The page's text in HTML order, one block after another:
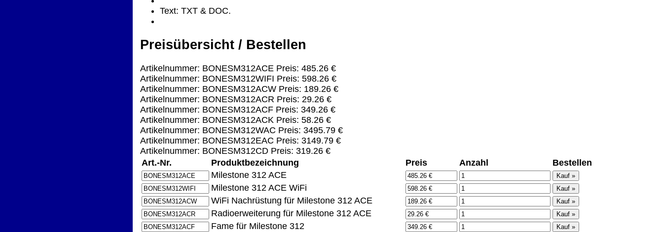
Text: TXT & DOC.
Preisübersicht / Bestellen
Artikelnummer: BONESM312ACE Preis: 485.26 €
Artikelnummer: BONESM312WIFI Preis: 598.26 €
Artikelnummer: BONESM312ACW Preis: 189.26 €
Artikelnummer: BONESM312ACR Preis: 29.26 €
Artikelnummer: BONESM312ACF Preis: 349.26 €
Artikelnummer: BONESM312ACK Preis: 58.26 €
Artikelnummer: BONESM312WAC Preis: 3495.79 €
Artikelnummer: BONESM312EAC Preis: 3149.79 €
Artikelnummer: BONESM312CD Preis: 319.26 €
Art.-Nr.
Produktbezeichnung Preis Anzahl
Bestellen
Milestone 312 ACE
Milestone 312 ACE WiFi
WiFi Nachrüstung für Milestone 312 ACE
Radioerweiterung für Milestone 312 ACE
Fame für Milestone 312